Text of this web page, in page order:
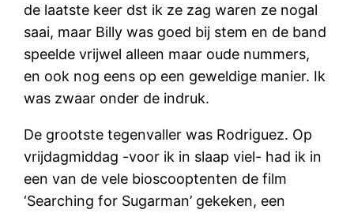
de laatste keer dst ik ze zag waren ze nogal
saai, maar Billy was goed bij stem en de band
speelde vrijwel alleen maar oude nummers,
en ook nog eens op een geweldige manier. Ik
was zwaar onder de indruk.
De grootste tegenvaller was Rodriguez. Op
vrijdagmiddag -voor ik in slaap viel- had ik in
een van de vele bioscooptenten de film
‘Searching for Sugarman’ gekeken, een